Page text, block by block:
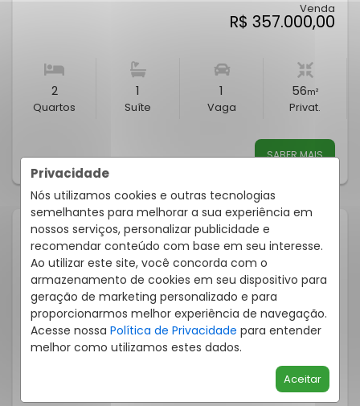
Privacidade
Nós utilizamos cookies e outras tecnologias
semelhantes para melhorar a sua experiência em
nossos serviços, personalizar publicidade e
recomendar conteúdo com base em seu interesse.
Ao utilizar este site, você concorda com o
armazenamento de cookies em seu dispositivo para
geração de marketing personalizado e para
proporcionarmos melhor experiência de navegação.
Acesse nossa Política de Privacidade para entender
melhor como utilizamos estes dados.
Aceitar
Venda
R$ 357.000,00
2
Quartos
1
Suíte
1
Vaga
56m²
Privat.
SABER MAIS